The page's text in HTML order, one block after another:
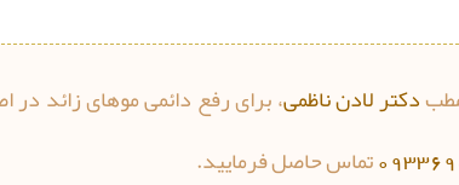
دکتر لادن ناظمی، برای رفع دائمی موهای زائد در
تماس حاصل فرمایید.